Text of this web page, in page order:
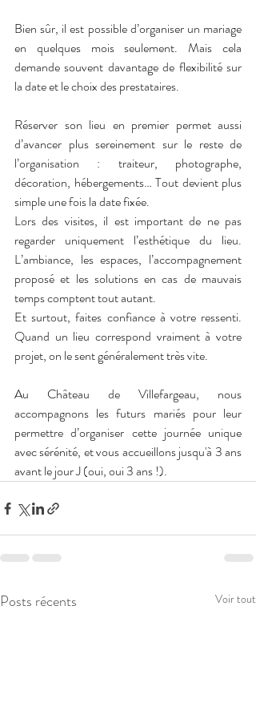
Bien sûr, il est possible d’organiser un mariage
en quelques mois seulement. Mais cela
demande souvent davantage de flexibilité sur
la date et le choix des prestataires.
Réserver son lieu en premier permet aussi
d’avancer plus sereinement sur le reste de
l’organisation : traiteur, photographe,
décoration, hébergements… Tout devient plus
simple une fois la date fixée.
Lors des visites, il est important de ne pas
regarder uniquement l’esthétique du lieu.
L’ambiance, les espaces, l’accompagnement
proposé et les solutions en cas de mauvais
temps comptent tout autant.
Et surtout, faites confiance à votre ressenti.
Quand un lieu correspond vraiment à votre
projet, on le sent généralement très vite.
Au Château de Villefargeau, nous
accompagnons les futurs mariés pour leur
permettre d’organiser cette journée unique
avec sérénité, et vous accueillons jusqu'à 3 ans
avant le jour J (oui, oui 3 ans !).
Posts récents Voir tout